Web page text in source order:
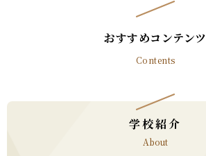
おすすめコンテンツ
Contents
学校紹介
About